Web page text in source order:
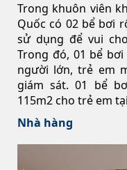
Trong khuôn viên
Quốc có 02 bể bơi
sử dụng để vui
Trong đó, 01 bể
người lớn, trẻ em
giám sát. 01 bể
115m2 cho trẻ em
Nhà hàng